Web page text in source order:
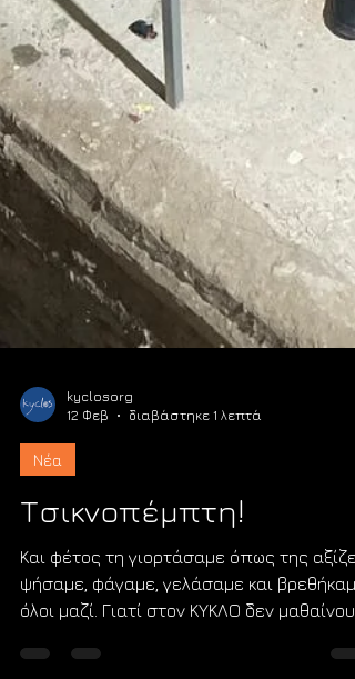
12 Φεβ
διαβάστηκε 1 λεπτά
Νέα
Τσικνοπέμπτη!
Και φέτος τη γιορτάσαμε όπως της αξίζει: